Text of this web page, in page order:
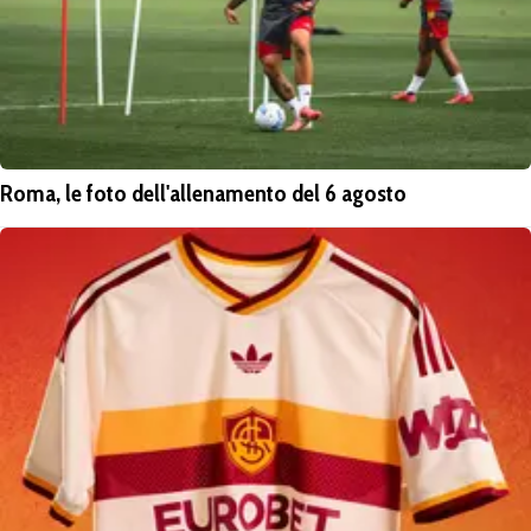
Roma, le foto dell'allenamento del 6 agosto